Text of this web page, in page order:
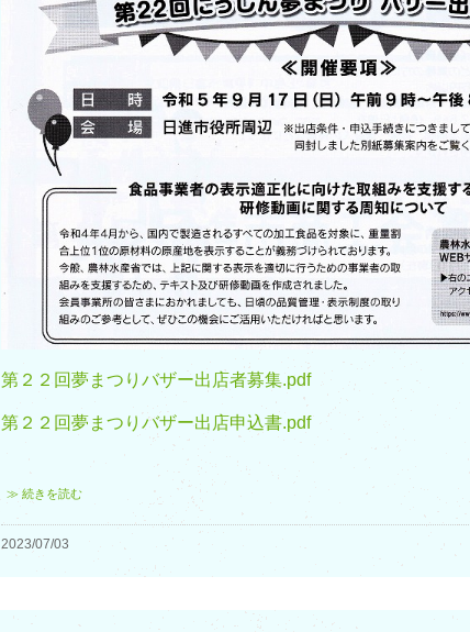
第２２回夢まつりバザー出店者募集.pdf
第２２回夢まつりバザー出店申込書.pdf
≫ 続きを読む
2023/07/03